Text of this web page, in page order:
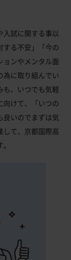
入試に関する事以
する不安」「今の
ョンやメンタル面
為に取り組んでい
も、いつでも気軽
向けて、「いつの
良いのでまずは気
して、京都国際高